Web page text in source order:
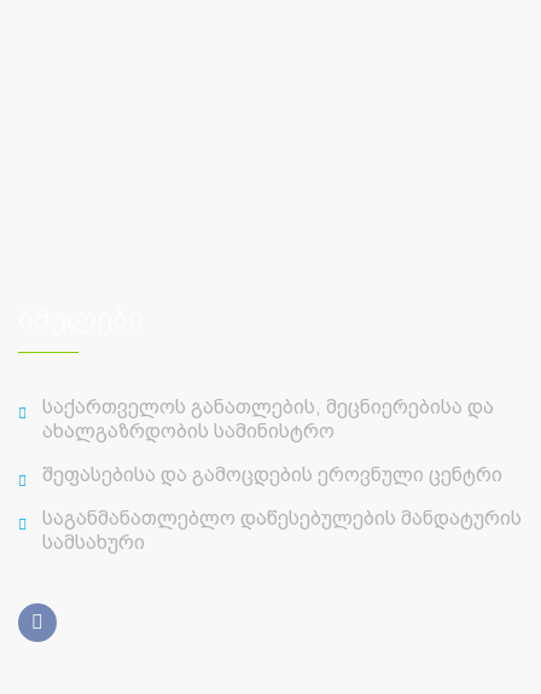
საქართველოს განათლების, მეცნიერებისა და
ახალგაზრდობის სამინისტრო
შეფასებისა და გამოცდების ეროვნული ცენტრი
საგანმანათლებლო დაწესებულების მანდატურის
სამსახური